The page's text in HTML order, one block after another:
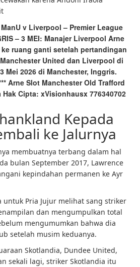
v Liverpool – Premier League
– 3 MEI: Manajer Liverpool Arne
ruang ganti setelah pertandingan
United dan Liverpool di
Mei 2026 di Manchester, Inggris.
Arne Slot Manchester Old Trafford
Cipta: xVisionhausx 776340702
Kepada
ke Jalurnya
membuatnya terbang dalam hal
bulan September 2017, Lawrence
kepindahan permanen ke Ayr
untuk Pria Jujur melihat sang striker
dan mengumpulkan total
mengumumkan bahwa dia
setelah musim keduanya.
Skotlandia, Dundee United,
sekali lagi, striker Skotlandia itu